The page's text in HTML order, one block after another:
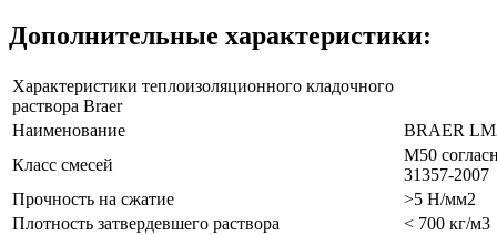
Дополнительные характеристики:
Характеристики теплоизоляционного кладочного
раствора Braer
Наименование
BRAER
Класс смесей
М50
31357-2007
Прочность на сжатие
>5 Н/мм2
Плотность затвердевшего раствора
< 700 кг/м3